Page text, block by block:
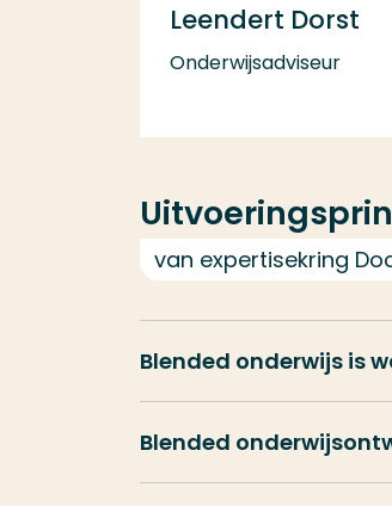
Leendert Dorst
Onderwijsadviseur
van expertisekring
Blended onderwijs is
Blended